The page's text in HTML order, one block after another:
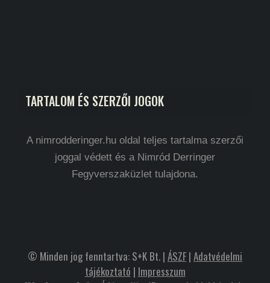
TARTALOM ÉS SZERZŐI JOGOK
A nimrodderinger.hu oldal teljes tartalma szerzői
joggal védett és a Nimród Derringer
Fegyverszaküzlet tulajdona.
© Minden jog fenntartva: S+K Bt. | ÁSZF| Adatvédelmi
tájékoztató | Impresszum